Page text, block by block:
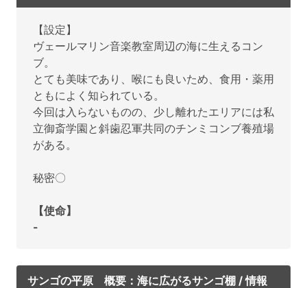
【設定】
ヴェールマリン音楽教室周辺の海に生えるコン
ブ。
とても美味であり、喉にも良いため、食用・薬用
ともによく知られている。
今回は入らないものの、少し離れたエリアには私
立御斎学園と斜歯忍軍共同のチンミコンブ養殖場
がある。
秘密〇
【使命】
-
サンゴの平原 概要：海に広がるサンゴ棚 / 情報